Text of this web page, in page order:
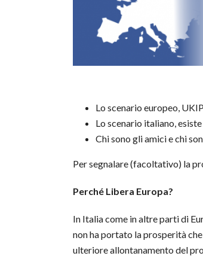
Lo scenario europeo,
Lo scenario italiano,
Chi sono gli amici e chi
Per segnalare (facoltativo) la
Perché Libera Europa?
In Italia come in altre parti di
non ha portato la prosperità
ulteriore allontanamento del